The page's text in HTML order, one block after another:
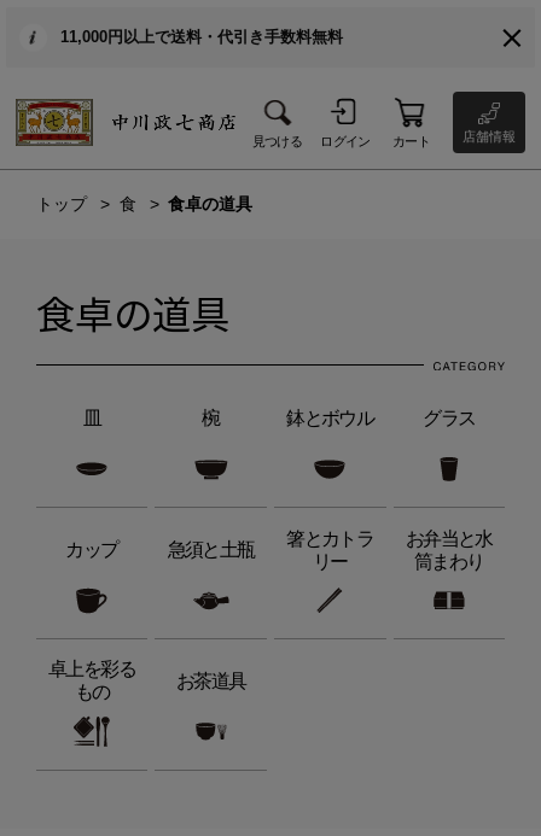
11,000円以上で送料・代引き手数料無料
見つける ログイン カート 店舗情報
トップ 食 食卓の道具
食卓の道具
椀 鉢とボウル グラス
カップ 急須と土瓶
箸とカトラ
リー
お弁当と水
筒まわり
卓上を彩る
もの
お茶道具